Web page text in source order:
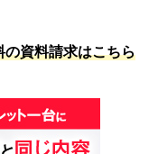
資料請求はこちら